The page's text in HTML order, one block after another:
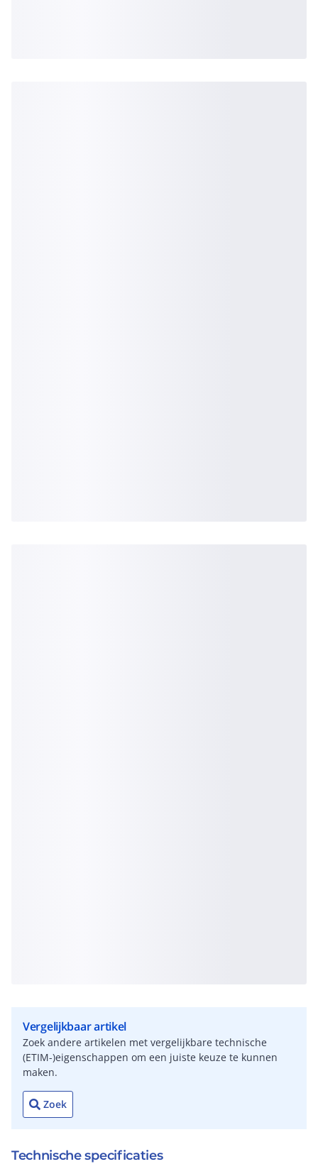
Vergelijkbaar artikel
Zoek andere artikelen met vergelijkbare technische
(ETIM-)eigenschappen om een juiste keuze te kunnen
maken.
Zoek
Technische specificaties